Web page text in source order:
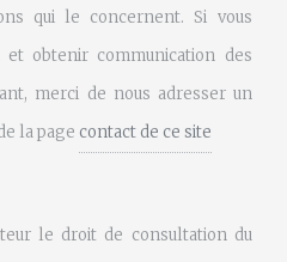
qui le concernent. Si vous
obtenir communication des
merci de nous adresser un
la page contact de ce site
le droit de consultation du